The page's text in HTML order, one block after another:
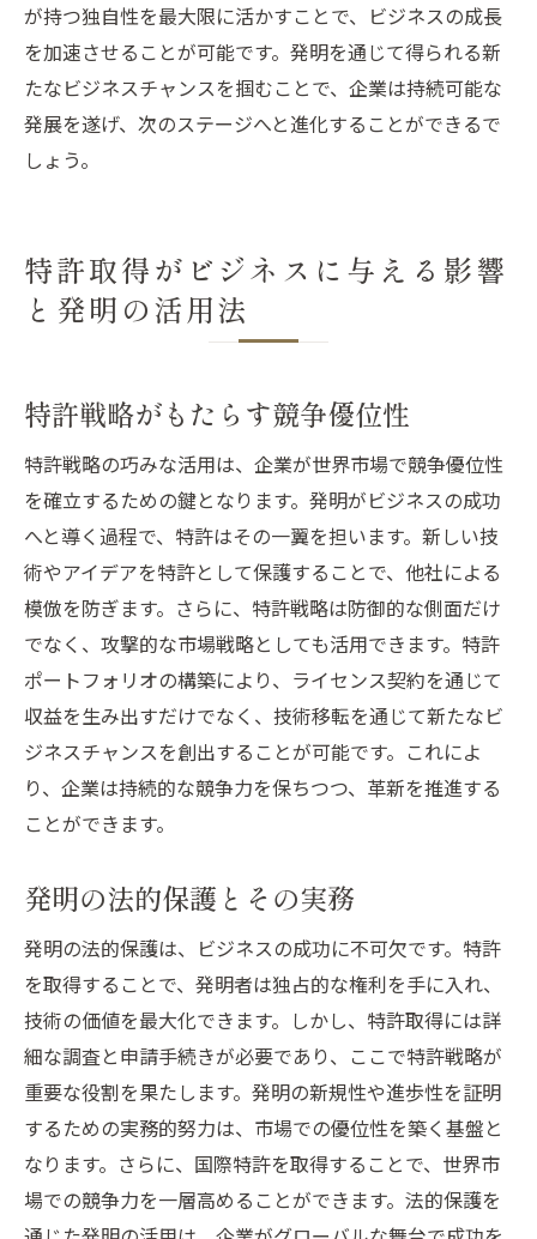
が持つ独自性を最大限に活かすことで、ビジネスの成長
を加速させることが可能です。発明を通じて得られる新
たなビジネスチャンスを掴むことで、企業は持続可能な
発展を遂げ、次のステージへと進化することができるで
しょう。
特許取得がビジネスに与える影響
と発明の活用法
特許戦略がもたらす競争優位性
特許戦略の巧みな活用は、企業が世界市場で競争優位性
を確立するための鍵となります。発明がビジネスの成功
へと導く過程で、特許はその一翼を担います。新しい技
術やアイデアを特許として保護することで、他社による
模倣を防ぎます。さらに、特許戦略は防御的な側面だけ
でなく、攻撃的な市場戦略としても活用できます。特許
ポートフォリオの構築により、ライセンス契約を通じて
収益を生み出すだけでなく、技術移転を通じて新たなビ
ジネスチャンスを創出することが可能です。これによ
り、企業は持続的な競争力を保ちつつ、革新を推進する
ことができます。
発明の法的保護とその実務
発明の法的保護は、ビジネスの成功に不可欠です。特許
を取得することで、発明者は独占的な権利を手に入れ、
技術の価値を最大化できます。しかし、特許取得には詳
細な調査と申請手続きが必要であり、ここで特許戦略が
重要な役割を果たします。発明の新規性や進歩性を証明
するための実務的努力は、市場での優位性を築く基盤と
なります。さらに、国際特許を取得することで、世界市
場での競争力を一層高めることができます。法的保護を